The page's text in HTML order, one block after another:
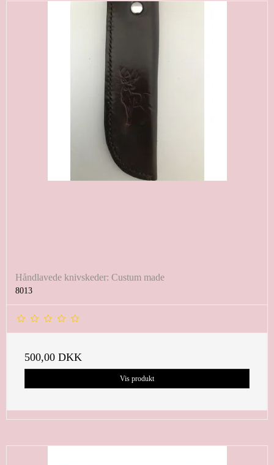
Håndlavede knivskeder: Custum made
8013
500,00 DKK
Vis produkt